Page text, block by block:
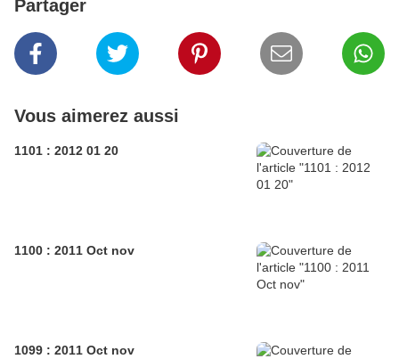
Partager
Vous aimerez aussi
1101 : 2012 01 20
1100 : 2011 Oct nov
1099 : 2011 Oct nov